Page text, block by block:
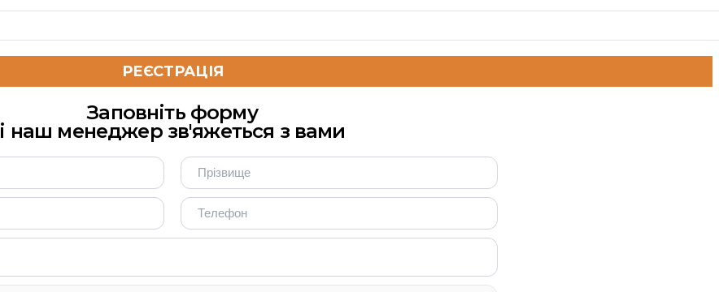
Заповніть форму
і наш менеджер зв'яжеться з вами